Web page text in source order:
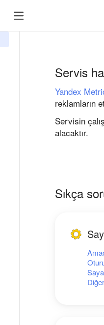
Servis
Yandex
reklamların
Servisin
alacaktır.
Sıkça